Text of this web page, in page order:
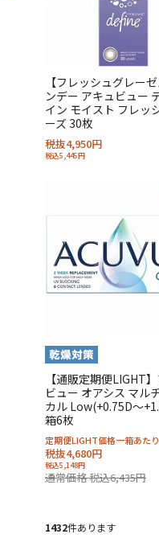
【フレッシュグレー
ンデー アキュビュー
イン モイスト フレッ
ーズ 30枚
税抜4,950円
税込5,445円
【通販定期便LIGHT
ビュー オアシス マル
カル Low(+0.75D～
箱6枚
定期便LIGHT価格一箱あたり
税抜4,680円
税込5,148円
通常価格 税込6,435円
1432件あります